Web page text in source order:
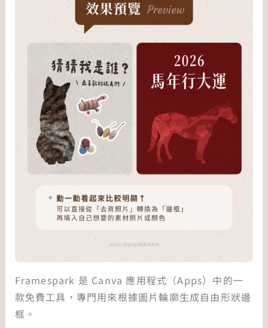
Framespark 是 Canva 應用程式（Apps）中的一
款免費工具，專門用來根據圖片輪廓生成自由形狀邊
框。